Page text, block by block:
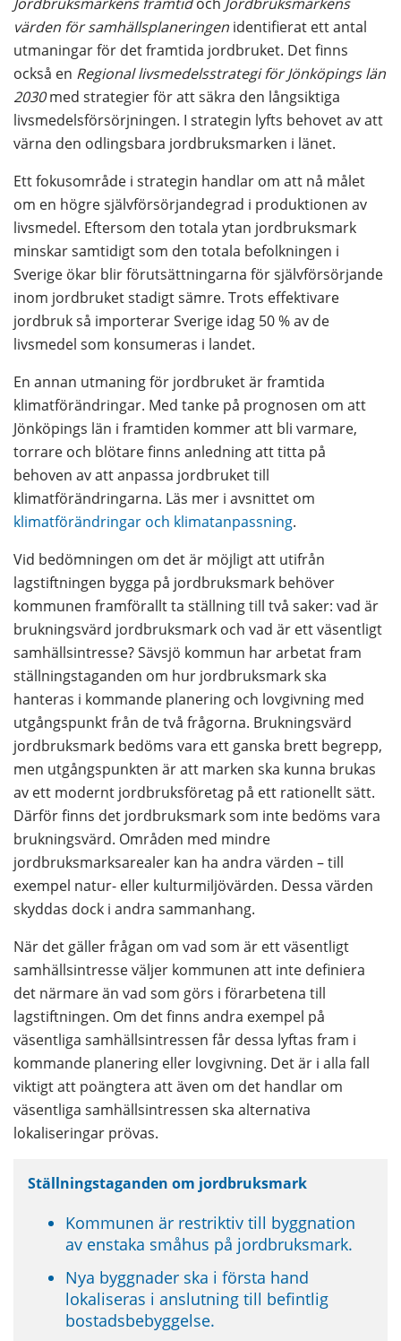
värden för samhällsplaneringen identifierat ett antal
utmaningar för det framtida jordbruket. Det finns
också en Regional livsmedelsstrategi för Jönköpings län
2030 med strategier för att säkra den långsiktiga
livsmedelsförsörjningen. I strategin lyfts behovet av att
värna den odlingsbara jordbruksmarken i länet.
Ett fokusområde i strategin handlar om att nå målet
om en högre självförsörjandegrad i produktionen av
livsmedel. Eftersom den totala ytan jordbruksmark
minskar samtidigt som den totala befolkningen i
Sverige ökar blir förutsättningarna för självförsörjande
inom jordbruket stadigt sämre. Trots effektivare
jordbruk så importerar Sverige idag 50 % av de
livsmedel som konsumeras i landet.
En annan utmaning för jordbruket är framtida
klimatförändringar. Med tanke på prognosen om att
Jönköpings län i framtiden kommer att bli varmare,
torrare och blötare finns anledning att titta på
behoven av att anpassa jordbruket till
klimatförändringar och klimatanpassning.
Vid bedömningen om det är möjligt att utifrån
lagstiftningen bygga på jordbruksmark behöver
kommunen framförallt ta ställning till två saker: vad är
brukningsvärd jordbruksmark och vad är ett väsentligt
samhällsintresse? Sävsjö kommun har arbetat fram
ställningstaganden om hur jordbruksmark ska
hanteras i kommande planering och lovgivning med
utgångspunkt från de två frågorna. Brukningsvärd
jordbruksmark bedöms vara ett ganska brett begrepp,
men utgångspunkten är att marken ska kunna brukas
av ett modernt jordbruksföretag på ett rationellt sätt.
Därför finns det jordbruksmark som inte bedöms vara
brukningsvärd. Områden med mindre
jordbruksmarksarealer kan ha andra värden – till
exempel natur- eller kulturmiljövärden. Dessa värden
skyddas dock i andra sammanhang.
När det gäller frågan om vad som är ett väsentligt
samhällsintresse väljer kommunen att inte definiera
det närmare än vad som görs i förarbetena till
lagstiftningen. Om det finns andra exempel på
väsentliga samhällsintressen får dessa lyftas fram i
kommande planering eller lovgivning. Det är i alla fall
viktigt att poängtera att även om det handlar om
väsentliga samhällsintressen ska alternativa
lokaliseringar prövas.
Ställningstaganden om jordbruksmark
Kommunen är restriktiv till byggnation
av enstaka småhus på jordbruksmark.
Nya byggnader ska i första hand
lokaliseras i anslutning till befintlig
bostadsbebyggelse.